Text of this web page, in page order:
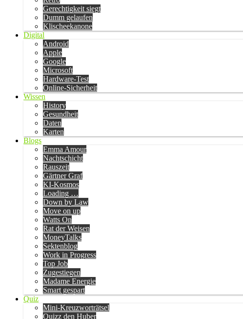
Gerechtigkeit siegt
Dumm gelaufen
Klischeekanone
Digital
Android
Apple
Google
Microsoft
Hardware-Test
Online-Sicherheit
Wissen
History
Gesundheit
Daten
Karten
Blogs
Emma Amour
Nachtschicht
Rauszeit
Gärtner Graf
KI-Kosmos
Loading …
Down by Law
Move on up
Watts On
Rat der Weisen
MoneyTalks
Sektenblog
Work in Progress
Top Job
Zugestiegen
Madame Energie
Smart gespart
Quiz
Mini-Kreuzworträtsel
Quizz den Huber